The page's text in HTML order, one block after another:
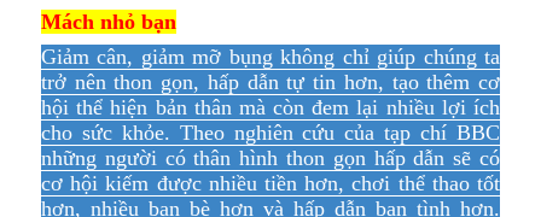
Mách nhỏ bạn
Giảm cân, giảm mỡ bụng không chỉ giúp chúng ta
trở nên thon gọn, hấp dẫn tự tin hơn, tạo thêm cơ
hội thể hiện bản thân mà còn đem lại nhiều lợi ích
cho sức khỏe. Theo nghiên cứu của tạp chí BBC
những người có thân hình thon gọn hấp dẫn sẽ có
cơ hội kiếm được nhiều tiền hơn, chơi thể thao tốt
hơn, nhiều bạn bè hơn và hấp dẫn bạn tình hơn.